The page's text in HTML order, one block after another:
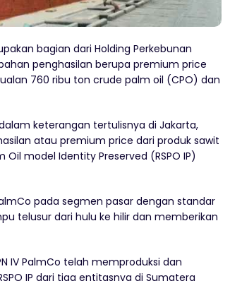
bagian dari Holding Perkebunan
penghasilan berupa premium price
760 ribu ton crude palm oil (CPO) dan
keterangan tertulisnya di Jakarta,
atau premium price dari produk sawit
model Identity Preserved (RSPO IP)
pada segmen pasar dengan standar
telusur dari hulu ke hilir dan memberikan
IV PalmCo telah memproduksi dan
IP dari tiga entitasnya di Sumatera